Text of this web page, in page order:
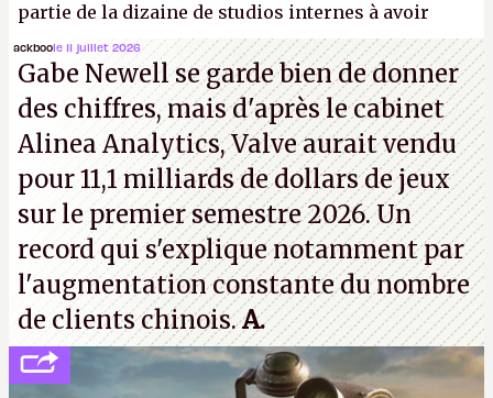
partie de la dizaine de studios internes à avoir
travaillé sur cetAssassin's Creedsous la direction
d'Ubisoft Singapour.A.
ackboole 11 juillet 2026
Gabe Newell se garde bien de donner
des chiffres, mais d'après le cabinet
Alinea Analytics, Valve aurait vendu
pour 11,1 milliards de dollars de jeux
sur le premier semestre 2026. Un
record qui s'explique notamment par
l'augmentation constante du nombre
de clients chinois.A.